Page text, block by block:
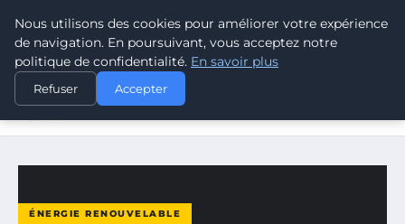
CLIMATE RESPONSE BLOG
ACCUEIL
ÉNERGIE RENOUVELABLE
SEINE-ET-MARNE : UNE VILLE ADOPTE LA GÉOTHERMIE
ÉNERGIE RENOUVELABLE
Nous utilisons des cookies pour améliorer votre expérience
de navigation. En poursuivant, vous acceptez notre
politique de confidentialité. En savoir plus
Refuser Accepter